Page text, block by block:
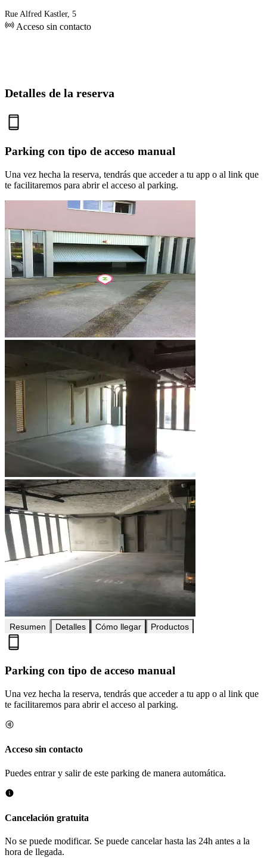
Rue Alfred Kastler, 5
Acceso sin contacto
Detalles de la reserva
Parking con tipo de acceso manual
Una vez hecha la reserva, tendrás que acceder a tu app o al link que
te facilitaremos para abrir el acceso al parking.
Resumen Detalles Cómo llegar Productos
Parking con tipo de acceso manual
Una vez hecha la reserva, tendrás que acceder a tu app o al link que
te facilitaremos para abrir el acceso al parking.
Acceso sin contacto
Puedes entrar y salir de este parking de manera automática.
Cancelación gratuita
No se puede modificar. Se puede cancelar hasta las 24h antes a la
hora de llegada.